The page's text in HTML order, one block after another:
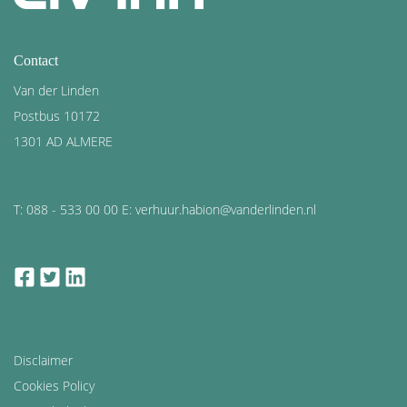
Contact
Van der Linden
Postbus 10172
1301 AD ALMERE
T: 088 - 533 00 00 E: verhuur.habion@vanderlinden.nl
facebook
twitter
Disclaimer
Cookies Policy